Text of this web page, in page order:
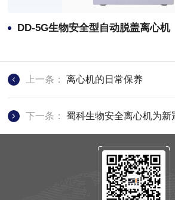
DD-5G生物安全型自动脱盖离心机
上一条：离心机的日常保养
下一条：蜀科生物安全离心机为